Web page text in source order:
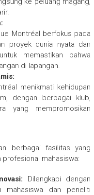
Montréal berfokus pada
proyek dunia nyata dan
memastikan bahwa
di lapangan.
menikmati kehidupan
dengan berbagai klub,
yang mempromosikan
berbagai fasilitas yang
profesional mahasiswa:
Dilengkapi dengan
mahasiswa dan peneliti